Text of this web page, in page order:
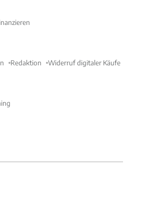
Redaktion Widerruf digitaler Käufe